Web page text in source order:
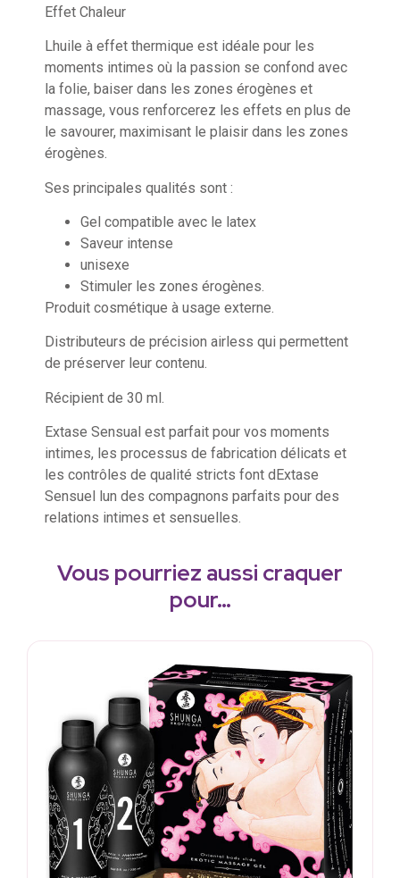
Effet Chaleur
Lhuile à effet thermique est idéale pour les
moments intimes où la passion se confond avec
la folie, baiser dans les zones érogènes et
massage, vous renforcerez les effets en plus de
le savourer, maximisant le plaisir dans les zones
érogènes.
Ses principales qualités sont :
Gel compatible avec le latex
Saveur intense
unisexe
Stimuler les zones érogènes.
Produit cosmétique à usage externe.
Distributeurs de précision airless qui permettent
de préserver leur contenu.
Récipient de 30 ml.
Extase Sensual est parfait pour vos moments
intimes, les processus de fabrication délicats et
les contrôles de qualité stricts font dExtase
Sensuel lun des compagnons parfaits pour des
relations intimes et sensuelles.
Vous pourriez aussi craquer
pour…